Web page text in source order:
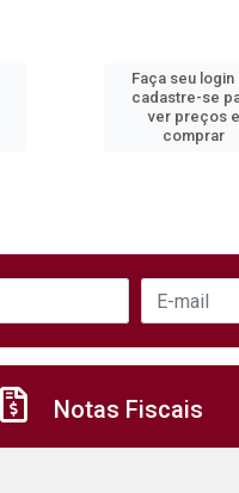
Faça seu login
cadastre-se
ver preços e
comprar
Notas Fiscais